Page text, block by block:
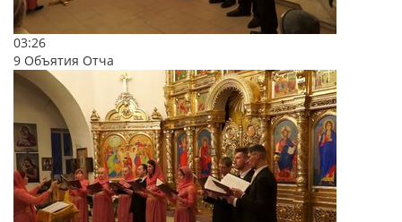
03:26
9 Объятия Отча